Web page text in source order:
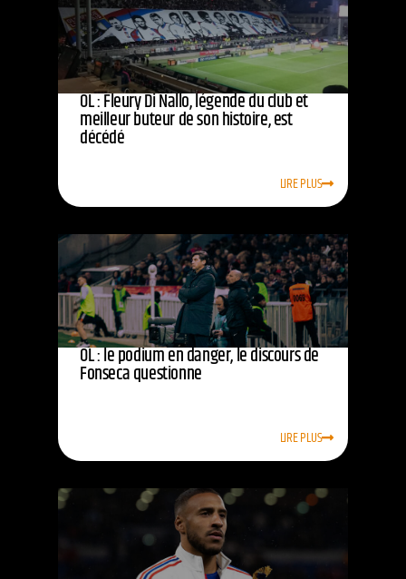
OL : Fleury Di Nallo, légende du club et
meilleur buteur de son histoire, est
décédé
LIRE PLUS
OL : le podium en danger, le discours de
Fonseca questionne
LIRE PLUS